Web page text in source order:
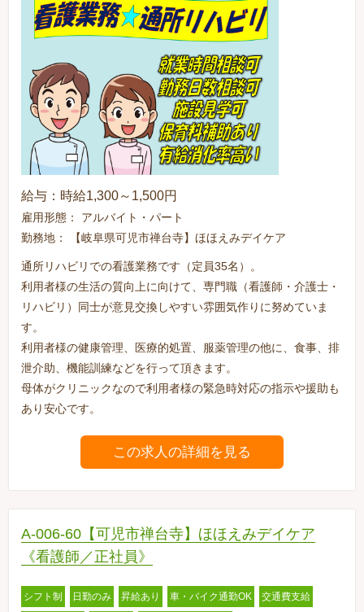
給与：時給1,300～1,500円
雇用形態： アルバイト・パート
勤務地： 【岐阜県可児市禅台寺】ほほえみデイケア
通所リハビリでの看護業務です（定員35名）。
利用者様の生活の質向上に向けて、専門職（看護師・介護士・
リハビリ）同士が意見交換しやすい雰囲気作りに努めていま
す。
利用者様の健康管理、医療的処置、服薬管理の他に、食事、排
泄介助、機能訓練などを行って頂きます。
母体がクリニックなので利用者様の緊急時対応の指示や援助も
あり安心です。
この求人の詳細を見る
A-006-60【可児市禅台寺】ほほえみデイケア
《看護師／正社員》
シフト制 日勤のみ 昇給あり 車・バイク通勤OK 交通費支給